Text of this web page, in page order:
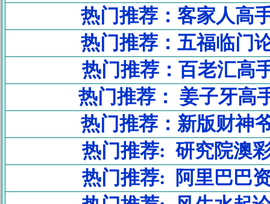
热门推荐：客家人高
热门推荐：五福临门
热门推荐：百老汇高
热门推荐： 姜子牙高
热门推荐：新版财神
热门推荐: 研究院澳
热门推荐: 阿里巴巴